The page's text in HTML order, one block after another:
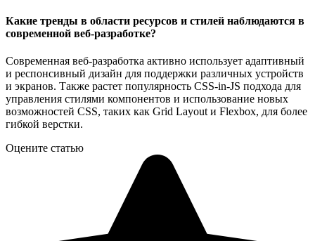
Какие тренды в области ресурсов и стилей наблюдаются в
современной веб-разработке?
Современная веб-разработка активно использует адаптивный
и респонсивный дизайн для поддержки различных устройств
и экранов. Также растет популярность CSS-in-JS подхода для
управления стилями компонентов и использование новых
возможностей CSS, таких как Grid Layout и Flexbox, для более
гибкой верстки.
Оцените статью